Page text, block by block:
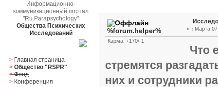
Информационно-
коммуникационный портал
"Ru.Parapsychology"
Общества Психических
Исследований
> Главная страница
> Общество "RSPR"
> Фонд
> Конференция
%forum.helper%
Карма: +170/-1
« : Марта
Что
стремятся
них и сотрудники